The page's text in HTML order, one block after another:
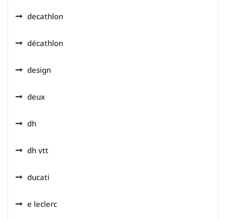
decathlon
décathlon
design
deux
dh
dh vtt
ducati
e leclerc